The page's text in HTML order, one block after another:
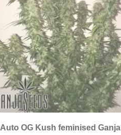
Auto OG Kush feminised Ganja